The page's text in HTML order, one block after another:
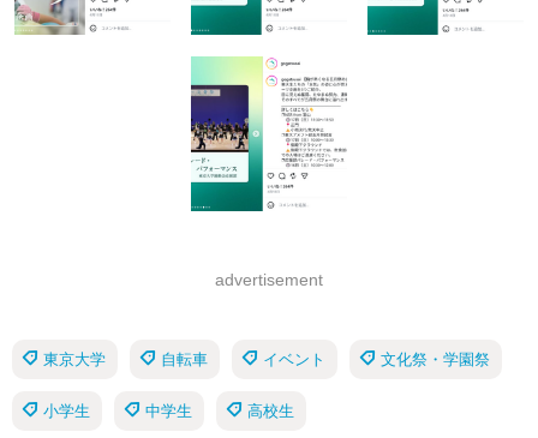
advertisement
東京大学 自転車 イベント 文化祭・学園祭
小学生 中学生 高校生